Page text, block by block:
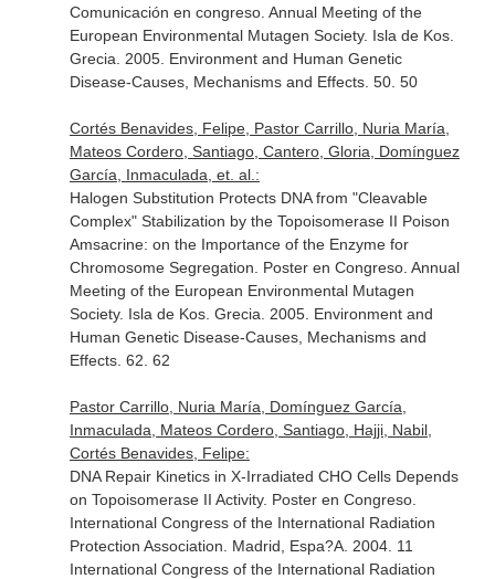
Comunicación en congreso. Annual Meeting of the
European Environmental Mutagen Society. Isla de Kos.
Grecia. 2005. Environment and Human Genetic
Disease-Causes, Mechanisms and Effects. 50. 50
Cortés Benavides, Felipe, Pastor Carrillo, Nuria María,
Mateos Cordero, Santiago, Cantero, Gloria, Domínguez
García, Inmaculada, et. al.:
Halogen Substitution Protects DNA from "Cleavable
Complex" Stabilization by the Topoisomerase II Poison
Amsacrine: on the Importance of the Enzyme for
Chromosome Segregation. Poster en Congreso. Annual
Meeting of the European Environmental Mutagen
Society. Isla de Kos. Grecia. 2005. Environment and
Human Genetic Disease-Causes, Mechanisms and
Effects. 62. 62
Pastor Carrillo, Nuria María, Domínguez García,
Inmaculada, Mateos Cordero, Santiago, Hajji, Nabil,
Cortés Benavides, Felipe:
DNA Repair Kinetics in X-Irradiated CHO Cells Depends
on Topoisomerase II Activity. Poster en Congreso.
International Congress of the International Radiation
Protection Association. Madrid, Espa?A. 2004. 11
International Congress of the International Radiation